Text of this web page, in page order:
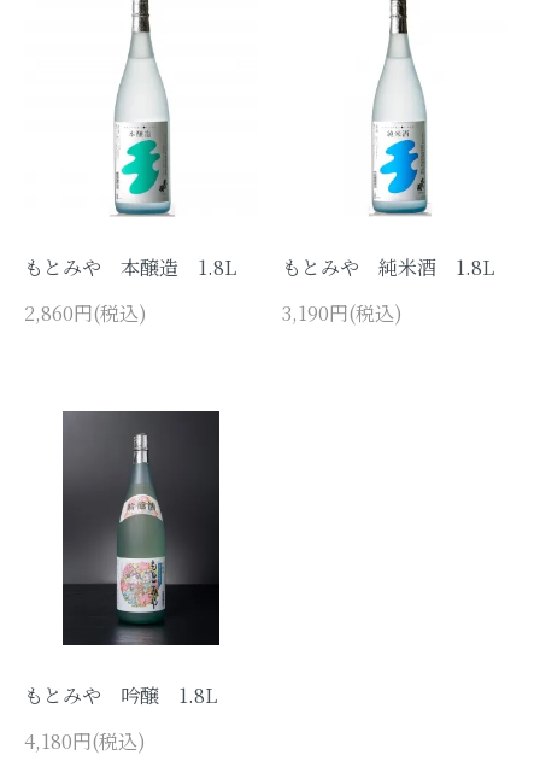
まゆみちゃんグッズ
吟醸酒、純米酒、本醸造など名称別
検索はこちらをクリック
アルコール度数別検索はこちらをク
リック
もとみや 本醸造 1.8L
2,860円(税込)
もとみや 純米酒 1.8L
3,190円(税込)
もとみや 吟醸 1.8L
4,180円(税込)